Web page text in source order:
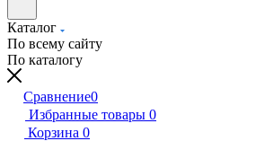
Каталог
По всему сайту
По каталогу
Сравнение0
Избранные товары 0
Корзина 0